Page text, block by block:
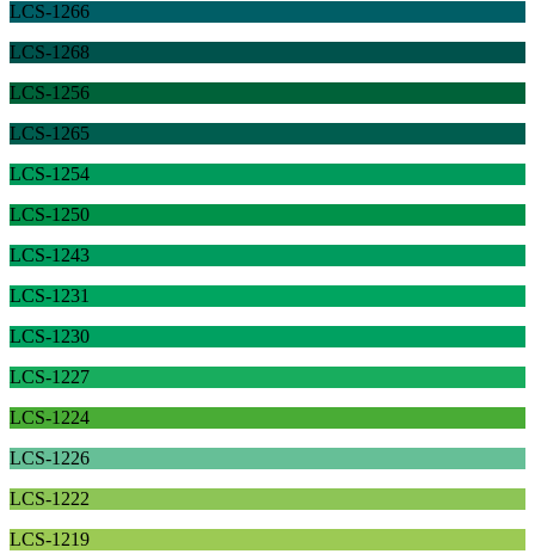
LCS-1266
LCS-1268
LCS-1256
LCS-1265
LCS-1254
LCS-1250
LCS-1243
LCS-1231
LCS-1230
LCS-1227
LCS-1224
LCS-1226
LCS-1222
LCS-1219